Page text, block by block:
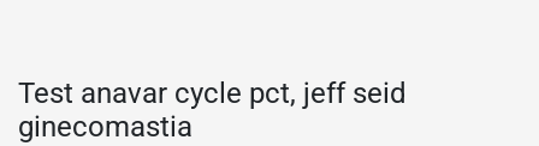
Test anavar cycle pct, jeff seid
ginecomastia